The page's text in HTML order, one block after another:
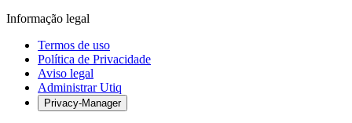
Informação legal
Termos de uso
Política de Privacidade
Aviso legal
Administrar Utiq
Privacy-Manager